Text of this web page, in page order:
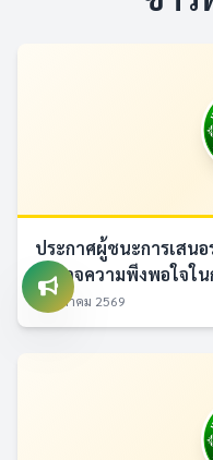
ประกาศผู้ชนะการเสนอ
สำรวจความพึงพอใจใ
7 สิงหาคม 2569